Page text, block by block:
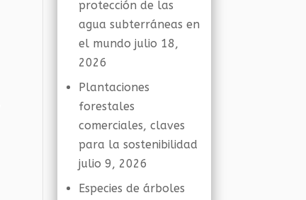
protección de las
agua subterráneas en
el mundo julio 18,
2026
Plantaciones
forestales
comerciales, claves
para la sostenibilidad
julio 9, 2026
Especies de árboles